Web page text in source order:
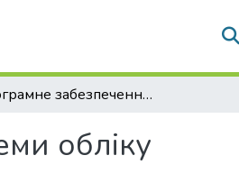
Програмне забезпечення інформаційної системи обліку випускників університету
обліку